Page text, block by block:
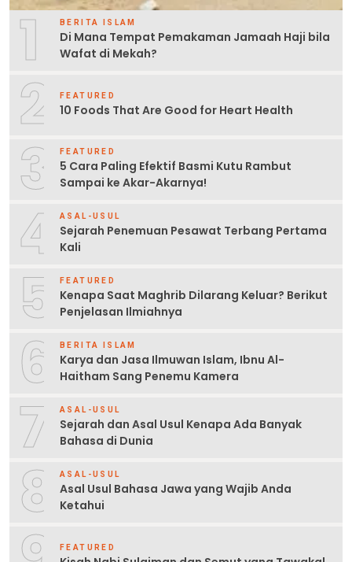
1 BERITA ISLAM
Di Mana Tempat Pemakaman Jamaah Haji bila
Wafat di Mekah?
2 FEATURED
10 Foods That Are Good for Heart Health
3 FEATURED
5 Cara Paling Efektif Basmi Kutu Rambut
Sampai ke Akar-Akarnya!
4 ASAL-USUL
Sejarah Penemuan Pesawat Terbang Pertama
Kali
5 FEATURED
Kenapa Saat Maghrib Dilarang Keluar? Berikut
Penjelasan Ilmiahnya
6 BERITA ISLAM
Karya dan Jasa Ilmuwan Islam, Ibnu Al-
Haitham Sang Penemu Kamera
7 ASAL-USUL
Sejarah dan Asal Usul Kenapa Ada Banyak
Bahasa di Dunia
8 ASAL-USUL
Asal Usul Bahasa Jawa yang Wajib Anda
Ketahui
FEATURED